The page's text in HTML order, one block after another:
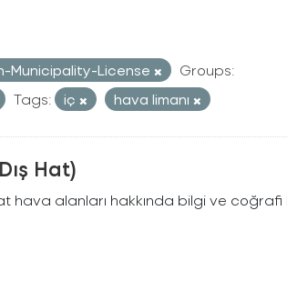
Municipality-License
Groups:
Tags: iç hava limanı
Hat)
hava alanları hakkında bilgi ve coğrafi